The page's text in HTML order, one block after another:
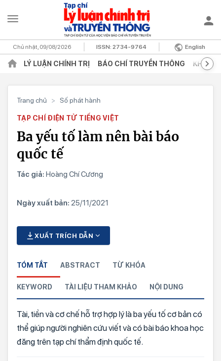
Chủ nhật, 09/08/2026 ISSN:2734-9764 English
LÝ LUẬN CHÍNH TRỊ BÁO CHÍ TRUYỀN THÔNG KHOA
Trang chủ > Số phát hành
TẠP CHÍ ĐIỆN TỬ TIẾNG VIỆT
Ba yếu tố làm nên bài báo
quốc tế
Tác giả: Hoàng Chí Cương
Ngày xuất bản: 25/11/2021
XUẤT TRÍCH DẪN
TÓM TẮT ABSTRACT TỪ KHÓA
KEYWORD TÀI LIỆU THAM KHẢO NỘI DUNG
Tài, tiền và cơ chế hỗ trợ hợp lý là ba yếu tố cơ bản có
thể giúp người nghiên cứu viết và có bài báo khoa học
đăng trên tạp chí thẩm định quốc tế.